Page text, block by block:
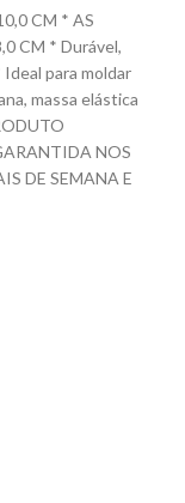
CM * AS
CM * Durável,
para moldar
massa elástica
NOS
DE SEMANA E